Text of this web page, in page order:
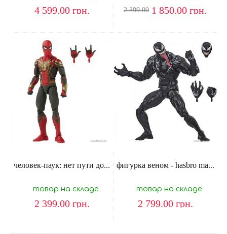
4 599.00 грн.
2 399.00 1 850.00 грн.
человек-паук: нет пути до...
товар на складе
2 399.00 грн.
фигурка веном - hasbro ma...
товар на складе
2 799.00 грн.